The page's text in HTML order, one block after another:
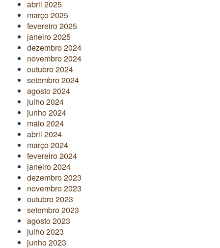
abril 2025
março 2025
fevereiro 2025
janeiro 2025
dezembro 2024
novembro 2024
outubro 2024
setembro 2024
agosto 2024
julho 2024
junho 2024
maio 2024
abril 2024
março 2024
fevereiro 2024
janeiro 2024
dezembro 2023
novembro 2023
outubro 2023
setembro 2023
agosto 2023
julho 2023
junho 2023